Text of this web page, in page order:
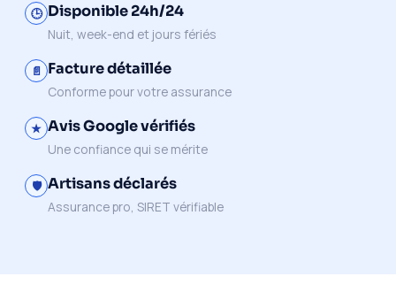
🕒 Disponible 24h/24
Nuit, week-end et jours fériés
📄 Facture détaillée
Conforme pour votre assurance
★ Avis Google vérifiés
Une confiance qui se mérite
🛡️ Artisans déclarés
Assurance pro, SIRET vérifiable